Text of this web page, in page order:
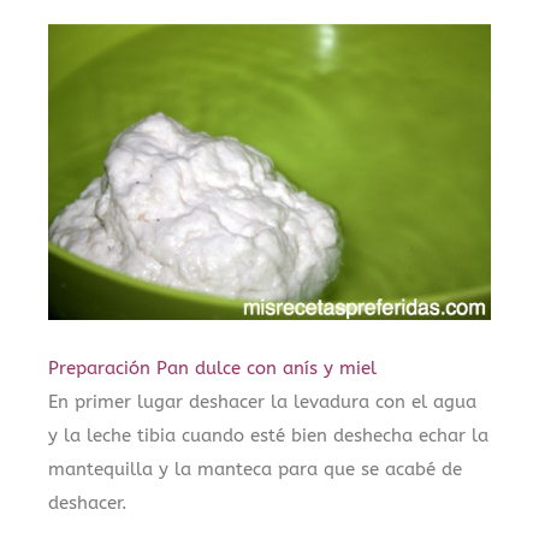
Preparación Pan dulce con anís y miel
En primer lugar deshacer la levadura con el agua
y la leche tibia cuando esté bien deshecha echar la
mantequilla y la manteca para que se acabé de
deshacer.